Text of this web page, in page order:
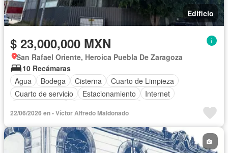
Edificio
$ 23,000,000 MXN
San Rafael Oriente, Heroica Puebla De Zaragoza
10 Recámaras
Agua
Bodega Cisterna
Cuarto de Limpieza
Cuarto de servicio
Estacionamiento
Internet
22/06/2026 en - Víctor Alfredo Maldonado